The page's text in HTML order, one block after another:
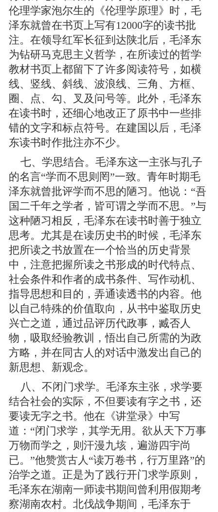
伦理学家泡尔生的《伦理学原理》时，毛
泽东就曾在书页上写有12000字的读书批
注。在领导红军长征到达陕北后，毛泽东
为钻研马克思主义哲学，在所读过的哲学
教材书页上都留下了许多阅读符号，如横
线、竖线、斜线、波浪线、三角、方框、
圈、点、勾、叉及问号等。此外，毛泽东
在读书时，还细心地改正了原书中一些排
错的文字和标点符号。在建国以后，毛泽
东读书时作批注亦不少。
七、学思结合。毛泽东这一主张与孔子
的名言“学而不思则罔”一致。青年时期毛
泽东就曾批评学而不思的陋习。他说：“吾
国二千年之学者，皆可谓之学而不思。”与
这种陋习相反，毛泽东在读书时善于独立
思考。尤其是在读历史书的时候，毛泽东
把所读之书放置在一个恰当的历史背景
中，注意把握所读之书形成的时代特点、
社会条件和作者的成书条件、写作动机、
指导思想和目的，弄通读透书的内容。他
以自己特殊的价值取向，从书中鉴取历史
兴亡之道，通过品评历代政事，臧否人
物，吸取经验教训，悟出自己所需的为政
方略，并在同古人的对话中激发出自己的
新思想、新观念。
八、不闭门求学。毛泽东主张，求学要
结合社会的实际，不但要读有字之书，还
要读无字之书。他在《讲堂录》中写
道：“闭门求学，其学无用。欲从天下万事
万物而学之，则汗漫九垓，遍游四宇尚
已。”他赞赏古人“读万卷书，行万里路”的
治学之道。正是为了践行开门求学原则，
毛泽东在湖南一师读书期间曾利用假期考
察湖南农村。北伐战争期间，毛泽东于